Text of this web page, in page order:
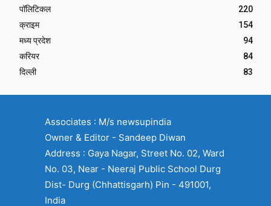
पॉलिटिकल
220
क्राइम
154
मध्य प्रदेश
94
करियर
84
दिल्ली
83
Associates : M/s newsupindia
Owner & Editor - Sandeep Diwan
Address : Gaya Nagar, Street No. 02, Ward
No. 03, Near - Neeraj Public School Durg
Dist- Durg (Chhattisgarh) Pin - 491001,
India